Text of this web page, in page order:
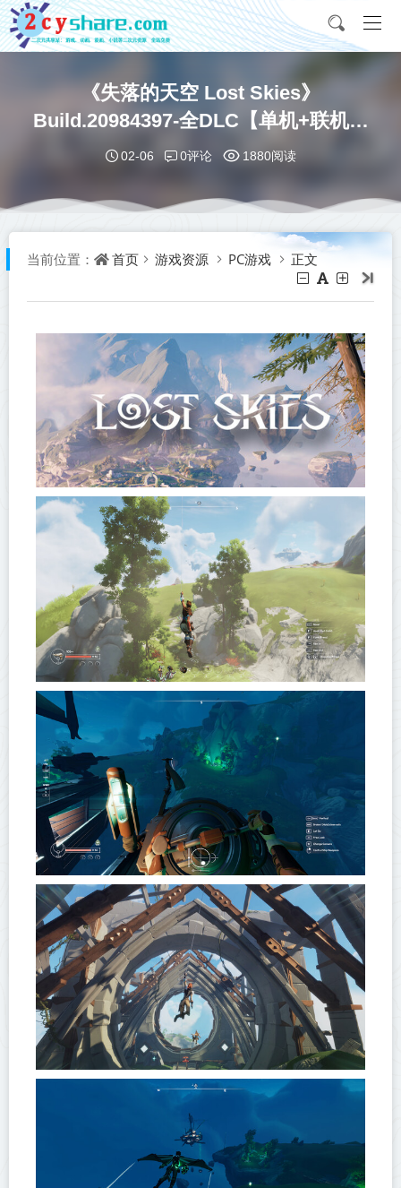
《失落的天空 Lost Skies》
Build.20984397-全DLC【单机+联机】
丨中文版网盘下载
02-06 0评论 1880阅读
当前位置： 首页 游戏资源 PC游戏 正文